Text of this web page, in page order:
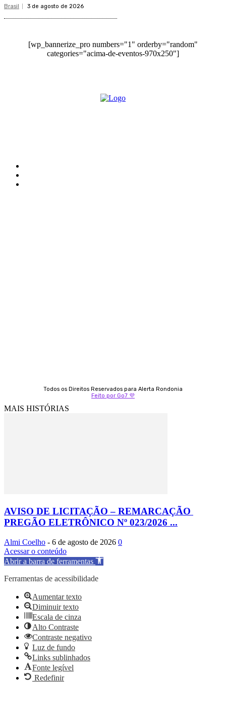
Brasil 3 de agosto de 2026
[wp_bannerize_pro numbers="1" orderby="random"
categories="acima-de-eventos-970x250"]
Todos os Direitos Reservados para Alerta Rondonia
Feito por Go7 💜
MAIS HISTÓRIAS
AVISO DE LICITAÇÃO – REMARCAÇÃO
PREGÃO ELETRÔNICO Nº 023/2026 ...
Almi Coelho - 6 de agosto de 2026 0
Acessar o conteúdo
Abrir a barra de ferramentas
Ferramentas de acessibilidade
Aumentar texto
Diminuir texto
Escala de cinza
Alto Contraste
Contraste negativo
Luz de fundo
Links sublinhados
Fonte legível
Redefinir